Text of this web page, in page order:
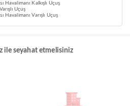
Kalkışlı Uçuş
Uçuş
Varışlı Uçuş
ile seyahat etmelisiniz